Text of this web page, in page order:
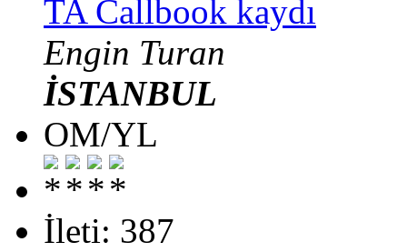
TA Callbook kaydı
Engin Turan
İSTANBUL
OM/YL
İleti: 387